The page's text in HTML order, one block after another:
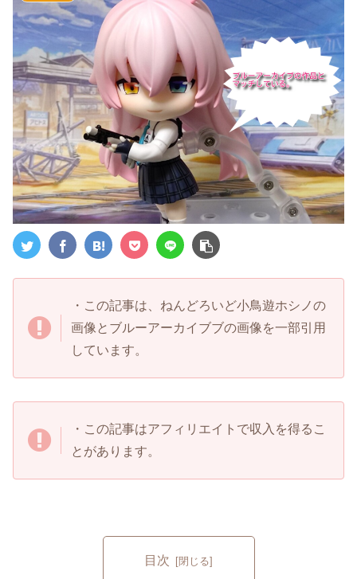
・この記事は、ねんどろいど小鳥遊ホシノの
画像とブルーアーカイブブの画像を一部引用
しています。
・この記事はアフィリエイトで収入を得るこ
とがあります。
目次